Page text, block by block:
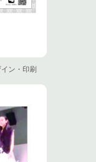
ン・印刷